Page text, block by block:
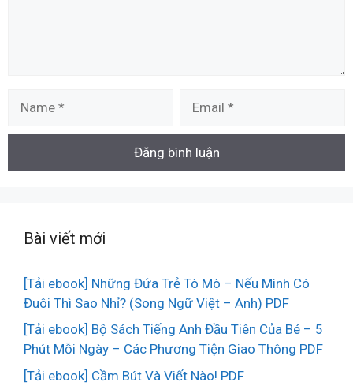
Bài viết mới
[Tải ebook] Những Đứa Trẻ Tò Mò – Nếu Mình Có
Đuôi Thì Sao Nhỉ? (Song Ngữ Việt – Anh) PDF
[Tải ebook] Bộ Sách Tiếng Anh Đầu Tiên Của Bé – 5
Phút Mỗi Ngày – Các Phương Tiện Giao Thông PDF
[Tải ebook] Cầm Bút Và Viết Nào! PDF